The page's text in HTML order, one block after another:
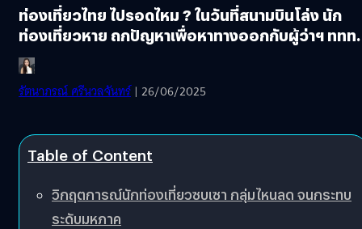
ท่องเที่ยวไทย ไปรอดไหม ? ในวันที่สนามบินโล่ง นัก
ท่องเที่ยวหาย ถกปัญหาเพื่อหาทางออกกับผู้ว่าฯ ททท.
รัตนาภรณ์ ศรีนวลจันทร์| 26/06/2025
Table of Content
วิกฤตการณ์นักท่องเที่ยวซบเซา กลุ่มไหนลด จนกระทบ
ระดับมหภาค